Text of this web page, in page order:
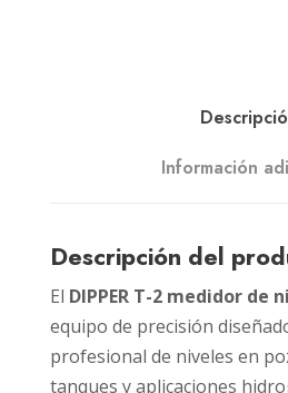
Información
Descripción del
El DIPPER T-2 medidor de
equipo de precisión
profesional de niveles en
tanques y aplicaciones